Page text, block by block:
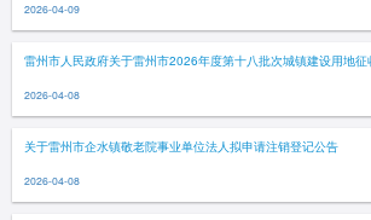
2026-04-09
雷州市人民政府关于雷州市2026年度第十八批次城镇建设用地
2026-04-08
关于雷州市企水镇敬老院事业单位法人拟申请注销登记公告
2026-04-08